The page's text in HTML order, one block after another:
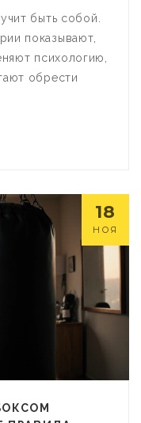
быть собой.
показывают,
психологию,
обрести
18
НОЯ